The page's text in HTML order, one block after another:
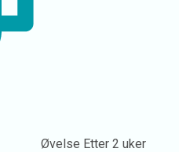
Øvelse Etter 2 uker